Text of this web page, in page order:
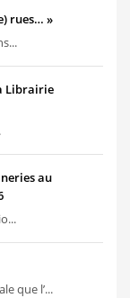
rues… »
Librairie
au
que l’...